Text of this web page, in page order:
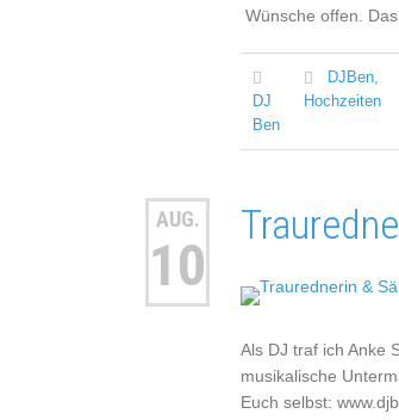
Wünsche offen.
DJ
Ben
DJBen,
Hochzeiten
AUG.
10
Als DJ traf ich Anke
musikalische
Euch selbst: